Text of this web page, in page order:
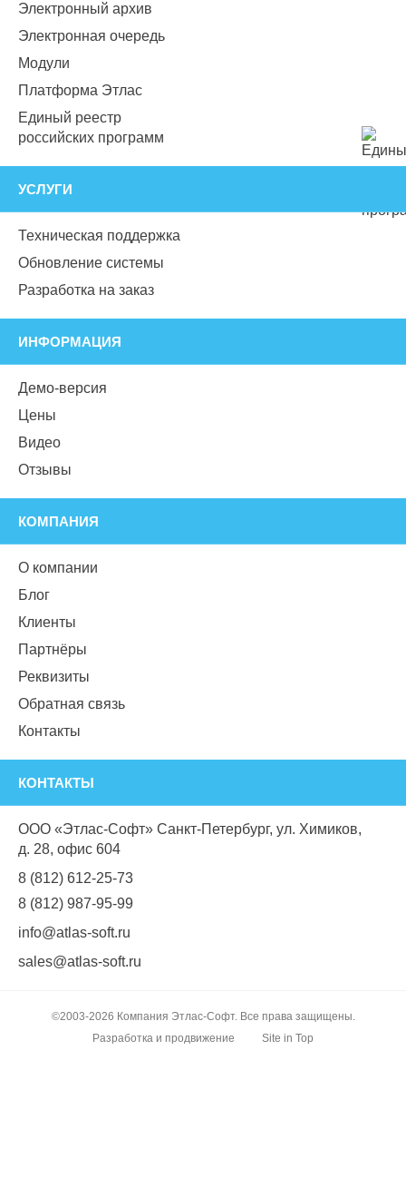
Электронный архив
Электронная очередь
Модули
Платформа Этлас
Единый реестр
российских программ
УСЛУГИ
Техническая поддержка
Обновление системы
Разработка на заказ
ИНФОРМАЦИЯ
Демо-версия
Цены
Видео
Отзывы
КОМПАНИЯ
О компании
Блог
Клиенты
Партнёры
Реквизиты
Обратная связь
Контакты
КОНТАКТЫ
ООО «Этлас-Софт» Санкт-Петербург, ул. Химиков,
д. 28, офис 604
8 (812) 612-25-73
8 (812) 987-95-99
info@atlas-soft.ru
sales@atlas-soft.ru
©2003-2026 Компания Этлас-Софт. Все права защищены.
Разработка и продвижение
Site in Top